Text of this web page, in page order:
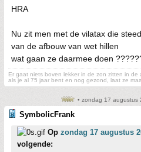
HRA
Nu zit men met de vilatax die
van de afbouw van wet hillen
wat gaan ze daarmee doen
Er gaat niets boven lekker in de zon zitten in de
als je al 75 jaar bent en nog gezond, laat ze
• zondag 17 augustus
SymbolicFrank
Op zondag 17 augustus
volgende: